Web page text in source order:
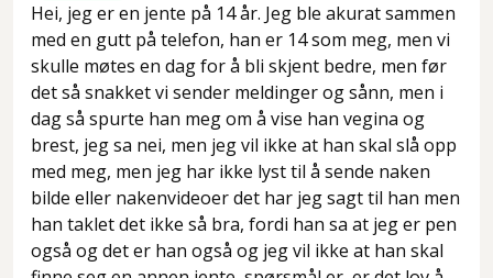
Hei, jeg er en jente på 14 år. Jeg ble akurat sammen
med en gutt på telefon, han er 14 som meg, men vi
skulle møtes en dag for å bli skjent bedre, men før
det så snakket vi sender meldinger og sånn, men i
dag så spurte han meg om å vise han vegina og
brest, jeg sa nei, men jeg vil ikke at han skal slå opp
med meg, men jeg har ikke lyst til å sende naken
bilde eller nakenvideoer det har jeg sagt til han men
han taklet det ikke så bra, fordi han sa at jeg er pen
også og det er han også og jeg vil ikke at han skal